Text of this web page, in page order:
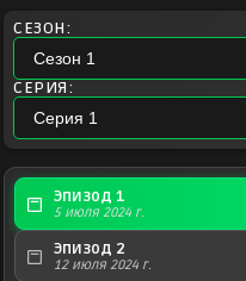
СЕЗОН:
СЕРИЯ:
Эпизод 1
5 июля 2024 г.
Эпизод 2
12 июля 2024 г.